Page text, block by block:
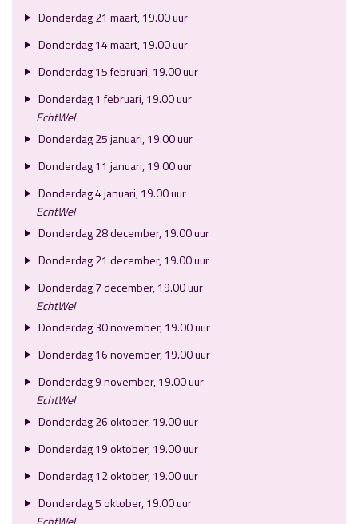
Donderdag 21 maart, 19.00 uur
Donderdag 14 maart, 19.00 uur
Donderdag 15 februari, 19.00 uur
Donderdag 1 februari, 19.00 uur
EchtWel
Donderdag 25 januari, 19.00 uur
Donderdag 11 januari, 19.00 uur
Donderdag 4 januari, 19.00 uur
EchtWel
Donderdag 28 december, 19.00 uur
Donderdag 21 december, 19.00 uur
Donderdag 7 december, 19.00 uur
EchtWel
Donderdag 30 november, 19.00 uur
Donderdag 16 november, 19.00 uur
Donderdag 9 november, 19.00 uur
EchtWel
Donderdag 26 oktober, 19.00 uur
Donderdag 19 oktober, 19.00 uur
Donderdag 12 oktober, 19.00 uur
Donderdag 5 oktober, 19.00 uur